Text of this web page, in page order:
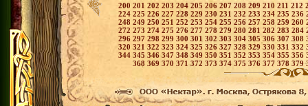
200 201 202 203 204 205 206 207 208 209 210 211 212
224 225 226 227 228 229 230 231 232 233 234 235 236
248 249 250 251 252 253 254 255 256 257 258 259 260
272 273 274 275 276 277 278 279 280 281 282 283 284
296 297 298 299 300 301 302 303 304 305 306 307 308
320 321 322 323 324 325 326 327 328 329 330 331 332
344 345 346 347 348 349 350 351 352 353 354 355 356
368 369 370 371 372 373 374 375 376 377 378 379